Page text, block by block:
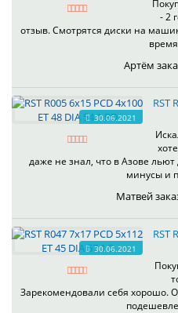
- 2
отзыв. Смотрятся диски на
Артём
30.06.2021
RST
даже не знал, что в Азове
минусы и
Матвей
30.06.2021
RST
Зарекомендовали себя хорошо.